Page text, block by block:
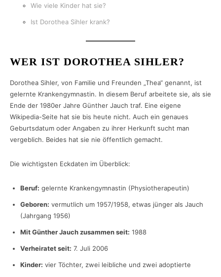
Wie viele Kinder hat sie?
Ist Dorothea Sihler krank?
WER IST DOROTHEA SIHLER?
Dorothea Sihler, von Familie und Freunden „Thea“ genannt, ist
gelernte Krankengymnastin. In diesem Beruf arbeitete sie, als sie
Ende der 1980er Jahre Günther Jauch traf. Eine eigene
Wikipedia-Seite hat sie bis heute nicht. Auch ein genaues
Geburtsdatum oder Angaben zu ihrer Herkunft sucht man
vergeblich. Beides hat sie nie öffentlich gemacht.
Die wichtigsten Eckdaten im Überblick:
Beruf: gelernte Krankengymnastin (Physiotherapeutin)
Geboren: vermutlich um 1957/1958, etwas jünger als Jauch
(Jahrgang 1956)
Mit Günther Jauch zusammen seit: 1988
Verheiratet seit: 7. Juli 2006
Kinder: vier Töchter, zwei leibliche und zwei adoptierte